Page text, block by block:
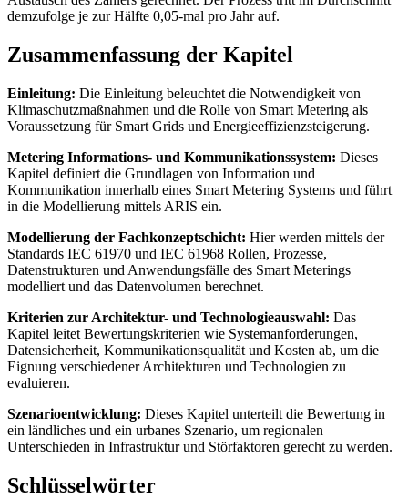
demzufolge je zur Hälfte 0,05-mal pro Jahr auf.
Zusammenfassung der Kapitel
Einleitung: Die Einleitung beleuchtet die Notwendigkeit von
Klimaschutzmaßnahmen und die Rolle von Smart Metering als
Voraussetzung für Smart Grids und Energieeffizienzsteigerung.
Metering Informations- und Kommunikationssystem: Dieses
Kapitel definiert die Grundlagen von Information und
Kommunikation innerhalb eines Smart Metering Systems und führt
in die Modellierung mittels ARIS ein.
Modellierung der Fachkonzeptschicht: Hier werden mittels der
Standards IEC 61970 und IEC 61968 Rollen, Prozesse,
Datenstrukturen und Anwendungsfälle des Smart Meterings
modelliert und das Datenvolumen berechnet.
Kriterien zur Architektur- und Technologieauswahl: Das
Kapitel leitet Bewertungskriterien wie Systemanforderungen,
Datensicherheit, Kommunikationsqualität und Kosten ab, um die
Eignung verschiedener Architekturen und Technologien zu
evaluieren.
Szenarioentwicklung: Dieses Kapitel unterteilt die Bewertung in
ein ländliches und ein urbanes Szenario, um regionalen
Unterschieden in Infrastruktur und Störfaktoren gerecht zu werden.
Schlüsselwörter